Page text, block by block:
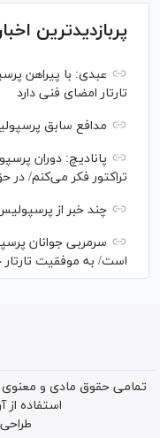
پربازدیدترین
عبدی: با پیراهن
تارتار امضای فنی دارد
مدافع سابق
پانادیچ: دوران
تراکتور فکر می‌کنم/ در
چند خبر از
سرمربی جوانان
است/ به موفقیت
تمامی حقوق مادی و معنوی
استفاده از